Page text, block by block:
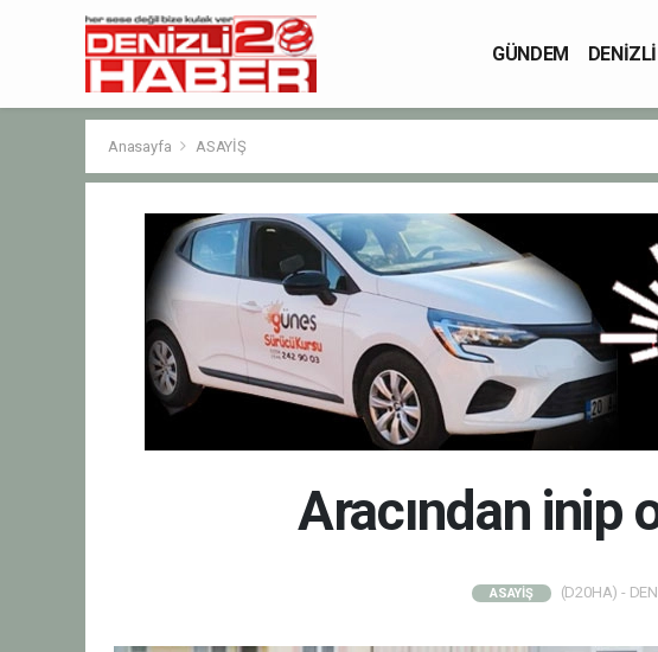
GÜNDEM DENİZLİ
Anasayfa ASAYİŞ
Aracından inip
ASAYİŞ (D20HA) -